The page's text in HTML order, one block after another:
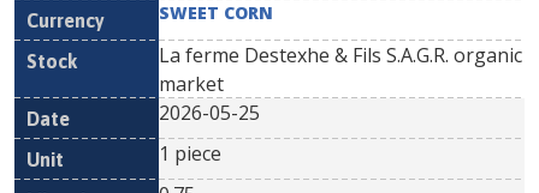
SWEET CORN
La ferme Destexhe & Fils S.A.G.R. organic
market
2026-05-25
1 piece